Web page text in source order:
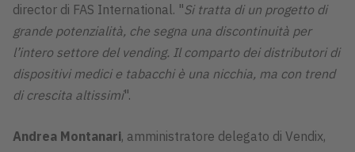
director di FAS International. "Si tratta di un progetto di
grande potenzialità, che segna una discontinuità per
l’intero settore del vending. Il comparto dei distributori di
dispositivi medici e tabacchi è una nicchia, ma con trend
di crescita altissimi".
Andrea Montanari, amministratore delegato di Vendix,